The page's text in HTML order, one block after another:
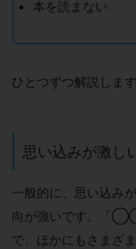
本を読まない
ひとつずつ解説します
思い込みが激し
一般的に、思い込み
向が強いです。「
で、ほかにもさまざ